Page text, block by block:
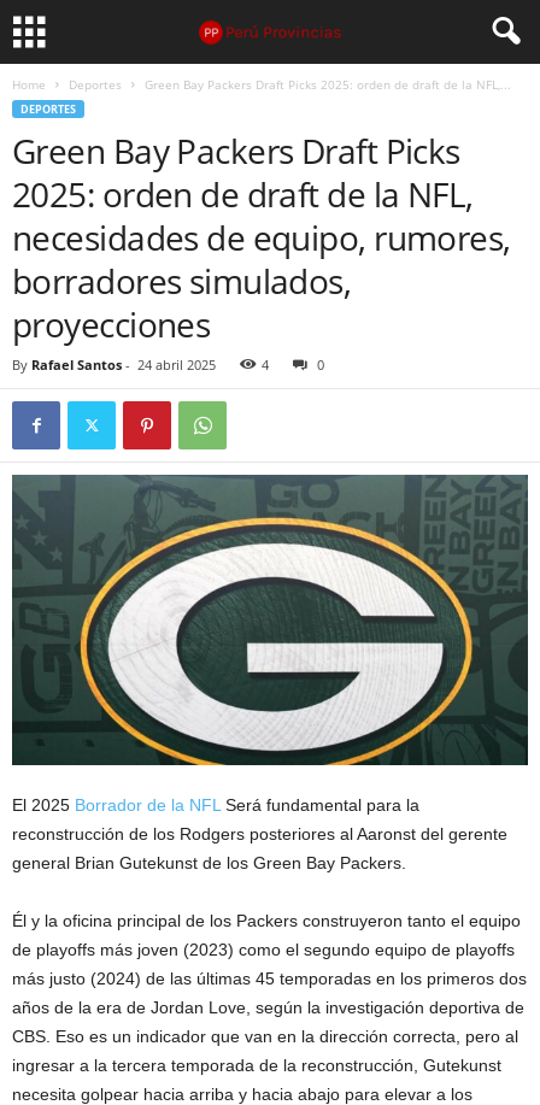
Home Deportes Green Bay Packers Draft Picks 2025: orden de draft de la NFL,...
DEPORTES
Green Bay Packers Draft Picks
2025: orden de draft de la NFL,
necesidades de equipo, rumores,
borradores simulados,
proyecciones
By Rafael Santos - 24 abril 2025 4 0
El 2025 Borrador de la NFL Será fundamental para la
reconstrucción de los Rodgers posteriores al Aaronst del gerente
general Brian Gutekunst de los Green Bay Packers.
Él y la oficina principal de los Packers construyeron tanto el equipo
de playoffs más joven (2023) como el segundo equipo de playoffs
más justo (2024) de las últimas 45 temporadas en los primeros dos
años de la era de Jordan Love, según la investigación deportiva de
CBS. Eso es un indicador que van en la dirección correcta, pero al
ingresar a la tercera temporada de la reconstrucción, Gutekunst
necesita golpear hacia arriba y hacia abajo para elevar a los